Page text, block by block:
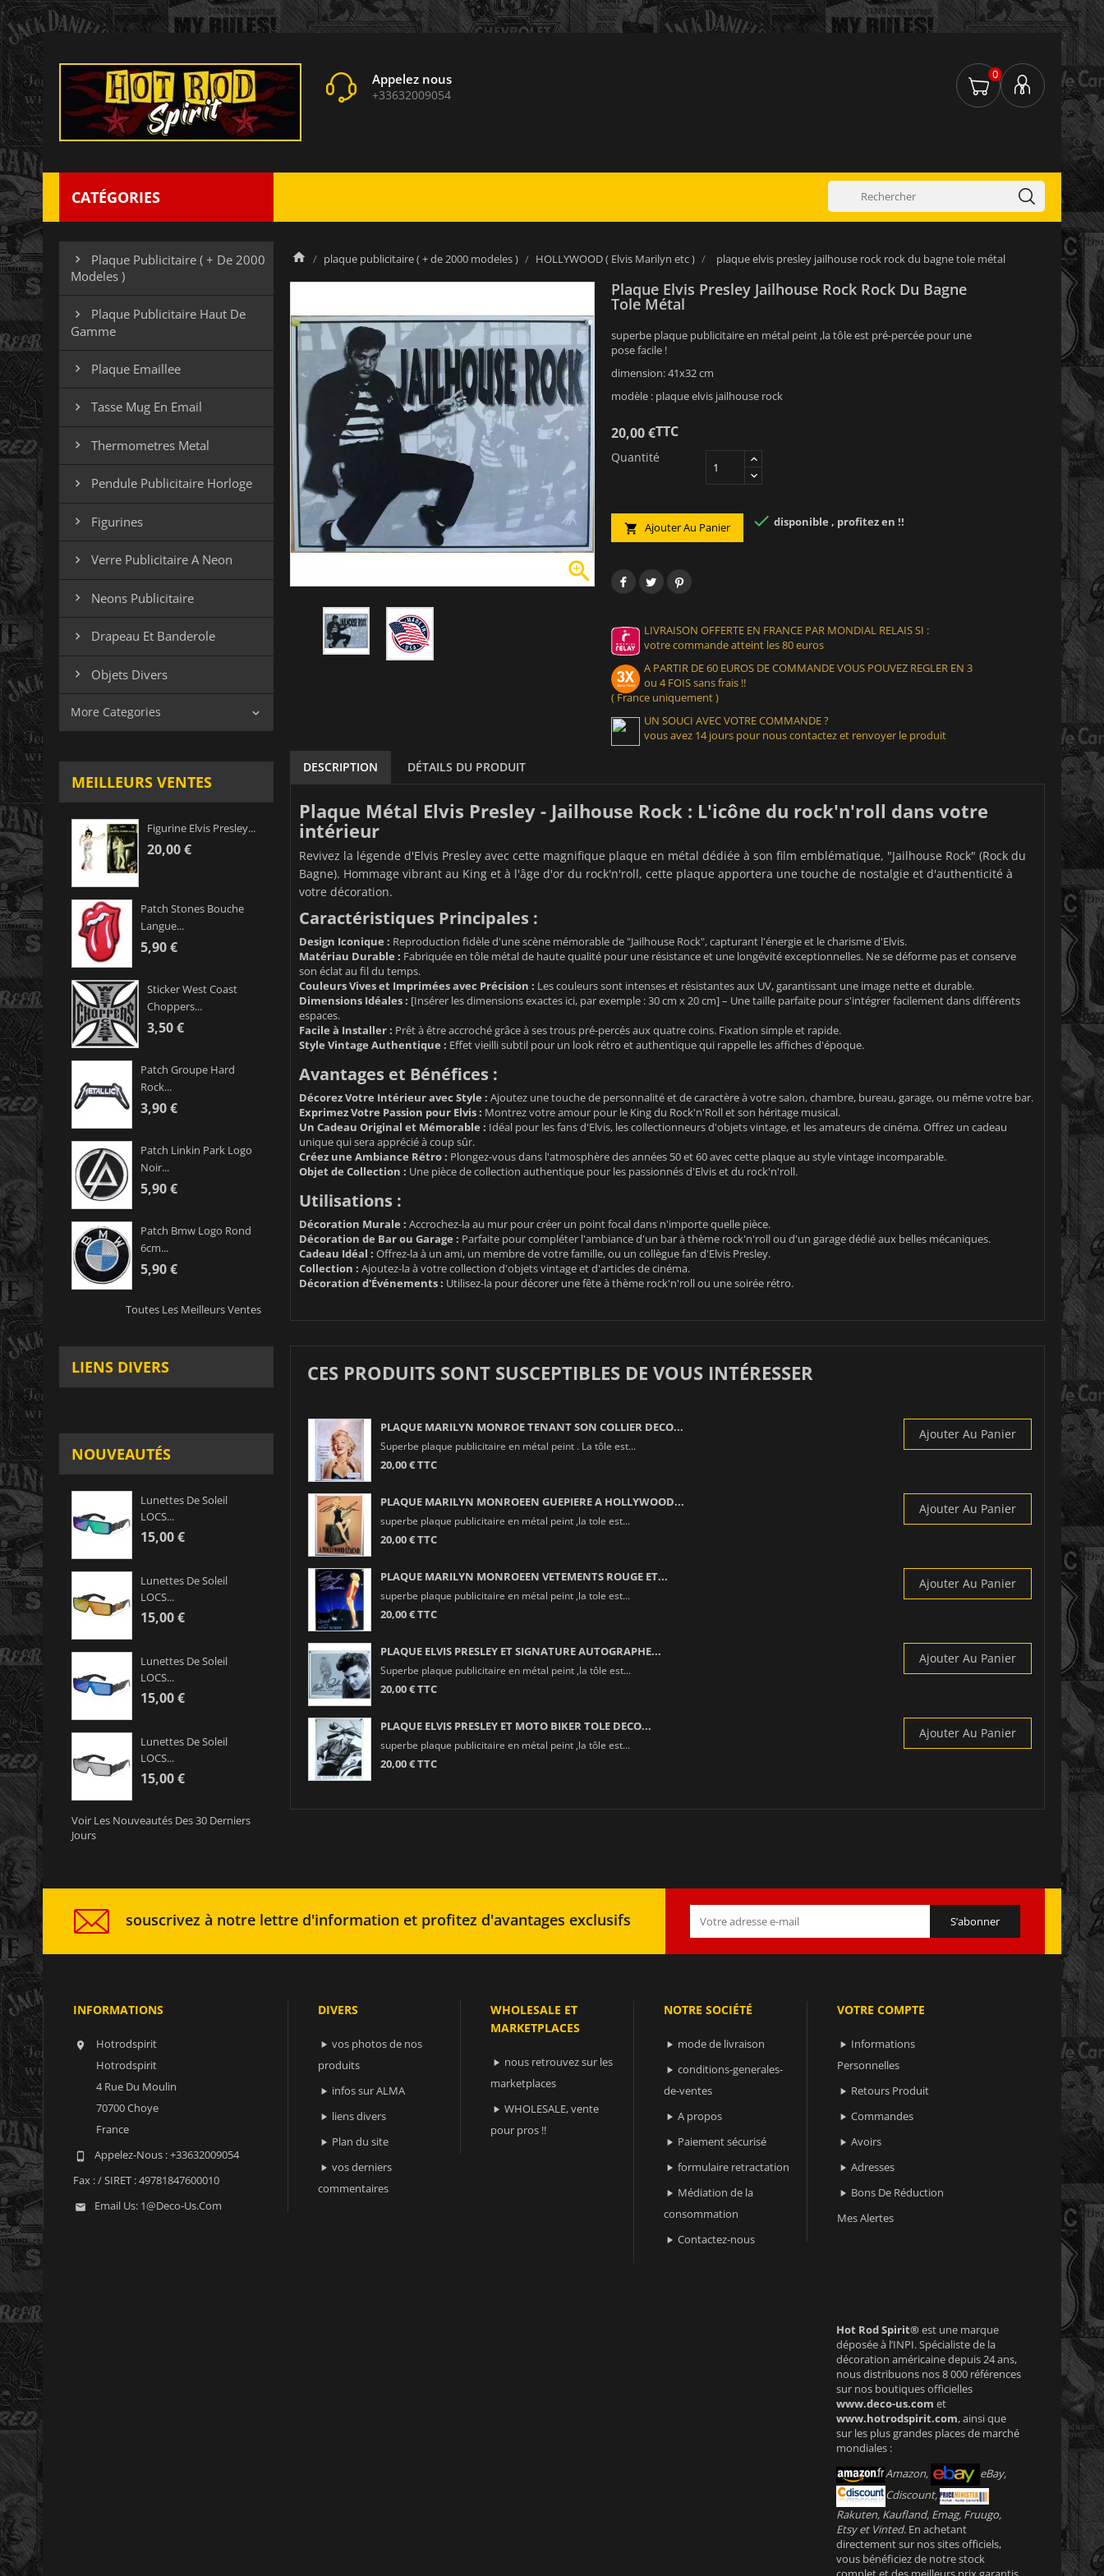
Appelez nous
+33632009054
0
CATÉGORIES

Plaque Publicitaire ( + De 2000
Modeles )

Plaque Publicitaire Haut De
Gamme
 Plaque Emaillee
 Tasse Mug En Email
 Thermometres Metal
 Pendule Publicitaire Horloge
 Figurines
 Verre Publicitaire A Neon
 Neons Publicitaire
 Drapeau Et Banderole
 Objets Divers
More Categories 
MEILLEURS VENTES
Figurine Elvis Presley...
20,00 €
Patch Stones Bouche
Langue...
5,90 €
Sticker West Coast
Choppers...
3,50 €
Patch Groupe Hard
Rock...
3,90 €
Patch Linkin Park Logo
Noir...
5,90 €
Patch Bmw Logo Rond
6cm...
5,90 €
Toutes Les Meilleurs Ventes
LIENS DIVERS
NOUVEAUTÉS
Lunettes De Soleil
LOCS...
15,00 €
Lunettes De Soleil
LOCS...
15,00 €
Lunettes De Soleil
LOCS...
15,00 €
Lunettes De Soleil
LOCS...
15,00 €
Voir Les Nouveautés Des 30 Derniers
Jours
plaque publicitaire ( + de 2000 modeles ) HOLLYWOOD ( Elvis Marilyn etc ) plaque elvis presley jailhouse rock rock du bagne tole métal

Plaque Elvis Presley Jailhouse Rock Rock Du Bagne
Tole Métal
superbe plaque publicitaire en métal peint ,la tôle est pré-percée pour une
pose facile !
dimension: 41x32 cm
modèle : plaque elvis jailhouse rock
20,00 €TTC
Quantité
 Ajouter Au Panier  disponible , profitez en !!
LIVRAISON OFFERTE EN FRANCE PAR MONDIAL RELAIS SI :
votre commande atteint les 80 euros
A PARTIR DE 60 EUROS DE COMMANDE VOUS POUVEZ REGLER EN 3
ou 4 FOIS sans frais !!
( France uniquement )
UN SOUCI AVEC VOTRE COMMANDE ?
vous avez 14 jours pour nous contactez et renvoyer le produit
DESCRIPTION DÉTAILS DU PRODUIT
Plaque Métal Elvis Presley - Jailhouse Rock : L'icône du rock'n'roll dans votre
intérieur
Revivez la légende d'Elvis Presley avec cette magnifique plaque en métal dédiée à son film emblématique, "Jailhouse Rock" (Rock du
Bagne). Hommage vibrant au King et à l'âge d'or du rock'n'roll, cette plaque apportera une touche de nostalgie et d'authenticité à
votre décoration.
Caractéristiques Principales :
Design Iconique : Reproduction fidèle d'une scène mémorable de "Jailhouse Rock", capturant l'énergie et le charisme d'Elvis.
Matériau Durable : Fabriquée en tôle métal de haute qualité pour une résistance et une longévité exceptionnelles. Ne se déforme pas et conserve
son éclat au fil du temps.
Couleurs Vives et Imprimées avec Précision : Les couleurs sont intenses et résistantes aux UV, garantissant une image nette et durable.
Dimensions Idéales : [Insérer les dimensions exactes ici, par exemple : 30 cm x 20 cm] – Une taille parfaite pour s'intégrer facilement dans différents
espaces.
Facile à Installer : Prêt à être accroché grâce à ses trous pré-percés aux quatre coins. Fixation simple et rapide.
Style Vintage Authentique : Effet vieilli subtil pour un look rétro et authentique qui rappelle les affiches d'époque.
Avantages et Bénéfices :
Décorez Votre Intérieur avec Style : Ajoutez une touche de personnalité et de caractère à votre salon, chambre, bureau, garage, ou même votre bar.
Exprimez Votre Passion pour Elvis : Montrez votre amour pour le King du Rock'n'Roll et son héritage musical.
Un Cadeau Original et Mémorable : Idéal pour les fans d'Elvis, les collectionneurs d'objets vintage, et les amateurs de cinéma. Offrez un cadeau
unique qui sera apprécié à coup sûr.
Créez une Ambiance Rétro : Plongez-vous dans l'atmosphère des années 50 et 60 avec cette plaque au style vintage incomparable.
Objet de Collection : Une pièce de collection authentique pour les passionnés d'Elvis et du rock'n'roll.
Utilisations :
Décoration Murale : Accrochez-la au mur pour créer un point focal dans n'importe quelle pièce.
Décoration de Bar ou Garage : Parfaite pour compléter l'ambiance d'un bar à thème rock'n'roll ou d'un garage dédié aux belles mécaniques.
Cadeau Idéal : Offrez-la à un ami, un membre de votre famille, ou un collègue fan d'Elvis Presley.
Collection : Ajoutez-la à votre collection d'objets vintage et d'articles de cinéma.
Décoration d'Événements : Utilisez-la pour décorer une fête à thème rock'n'roll ou une soirée rétro.
CES PRODUITS SONT SUSCEPTIBLES DE VOUS INTÉRESSER
PLAQUE MARILYN MONROE TENANT SON COLLIER DECO...
Superbe plaque publicitaire en métal peint . La tôle est...
20,00 € TTC
Ajouter Au Panier
PLAQUE MARILYN MONROEEN GUEPIERE A HOLLYWOOD...
superbe plaque publicitaire en métal peint ,la tole est...
20,00 € TTC
Ajouter Au Panier
PLAQUE MARILYN MONROEEN VETEMENTS ROUGE ET...
superbe plaque publicitaire en métal peint ,la tole est...
20,00 € TTC
Ajouter Au Panier
PLAQUE ELVIS PRESLEY ET SIGNATURE AUTOGRAPHE...
Superbe plaque publicitaire en métal peint ,la tôle est...
20,00 € TTC
Ajouter Au Panier
PLAQUE ELVIS PRESLEY ET MOTO BIKER TOLE DECO...
superbe plaque publicitaire en métal peint ,la tôle est...
20,00 € TTC
Ajouter Au Panier
souscrivez à notre lettre d'information et profitez d'avantages exclusifs
INFORMATIONS

Hotrodspirit
Hotrodspirit
4 Rue Du Moulin
70700 Choye
France
 Appelez-Nous :+33632009054
Fax :/ SIRET : 49781847600010
 Email Us: 1@deco-Us.com
DIVERS
 vos photos de nos
produits
 infos sur ALMA
 liens divers
 Plan du site
 vos derniers
commentaires
WHOLESALE ET
MARKETPLACES
 nous retrouvez sur les
marketplaces
 WHOLESALE, vente
pour pros !!
NOTRE SOCIÉTÉ
 mode de livraison
 conditions-generales-
de-ventes
 A propos
 Paiement sécurisé
 formulaire retractation
 Médiation de la
consommation
 Contactez-nous
VOTRE COMPTE
 Informations
Personnelles
 Retours Produit
 Commandes
 Avoirs
 Adresses
 Bons De Réduction
Mes Alertes
Hot Rod Spirit®est une marque
déposée à l’INPI. Spécialiste de la
décoration américaine depuis 24 ans,
nous distribuons nos 8 000 références
sur nos boutiques officielles
www.deco-us.com et
www.hotrodspirit.com, ainsi que
sur les plus grandes places de marché
mondiales :
Amazon,
eBay,
Cdiscount,
Rakuten, Kaufland, Emag, Fruugo,
Etsy et Vinted. En achetant
directement sur nos sites officiels,
vous bénéficiez de notre stock